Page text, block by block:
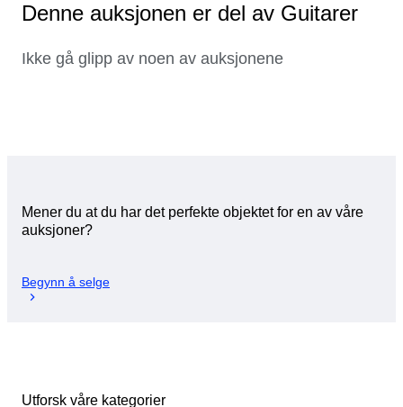
Denne auksjonen er del av Guitarer
Ikke gå glipp av noen av auksjonene
Mener du at du har det perfekte objektet for en av våre
auksjoner?
Begynn å selge
Utforsk våre kategorier